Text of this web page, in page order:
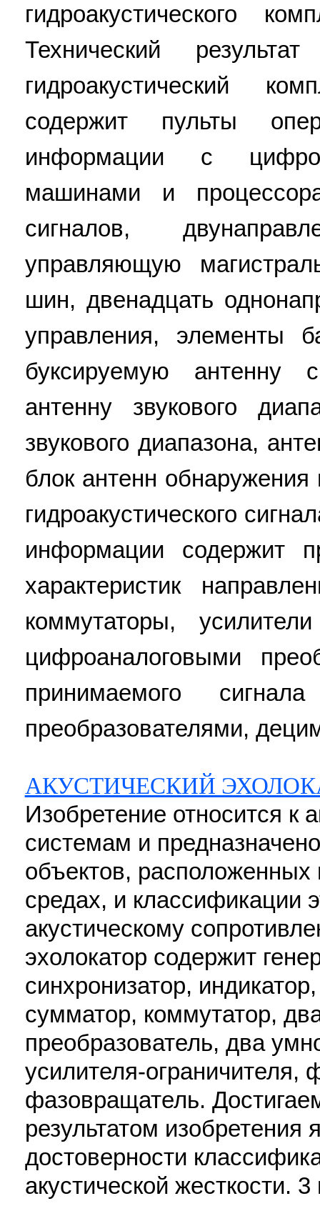
гидроакустического
Технический
гидроакустический
содержит пульты
информации с
машинами и
сигналов,
управляющую
шин, двенадцать
управления, элементы
буксируемую антенну
антенну звукового
звукового диапазона,
блок антенн
гидроакустического
информации содержит
характеристик
коммутаторы,
цифроаналоговыми
принимаемого
преобразователями,
АКУСТИЧЕСКИЙ
Изобретение относится к
системам и
объектов, расположенных
средах, и классификации
акустическому
эхолокатор содержит
синхронизатор,
сумматор, коммутатор,
преобразователь, два
усилителя-ограничителя,
фазовращатель.
результатом изобретения
достоверности
акустической жесткости. 3